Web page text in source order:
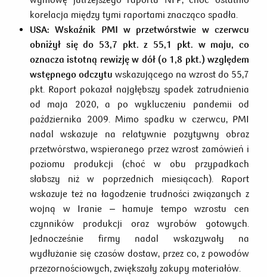
korelacja między tymi raportami znacząco spadła.
USA: Wskaźnik PMI w przetwórstwie w czerwcu
obniżył się do 53,7 pkt. z 55,1 pkt. w maju, co
oznacza istotną rewizję w dół (o 1,8 pkt.) względem
wstępnego odczytu wskazującego na wzrost do 55,7
pkt. Raport pokazał najgłębszy spadek zatrudnienia
od maja 2020, a po wykluczeniu pandemii od
października 2009. Mimo spadku w czerwcu, PMI
nadal wskazuje na relatywnie pozytywny obraz
przetwórstwa, wspieranego przez wzrost zamówień i
poziomu produkcji (choć w obu przypadkach
słabszy niż w poprzednich miesiącach). Raport
wskazuje też na łagodzenie trudności związanych z
wojną w Iranie – hamuje tempo wzrostu cen
czynników produkcji oraz wyrobów gotowych.
Jednocześnie firmy nadal wskazywały na
wydłużanie się czasów dostaw, przez co, z powodów
przezornościowych, zwiększały zakupy materiałów.